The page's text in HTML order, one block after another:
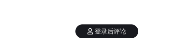
登录后评论